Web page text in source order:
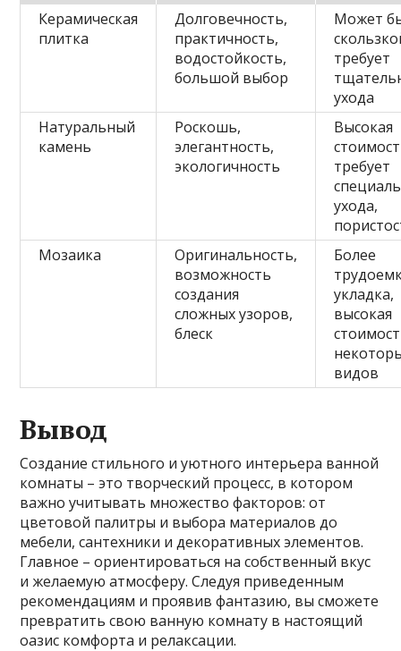
Керамическая
плитка
Долговечность,
практичность,
водостойкость,
большой выбор
Может
требует
ухода
Натуральный
камень
Роскошь,
элегантность,
экологичность
Высокая
требует
ухода,
Мозаика
Оригинальность,
возможность
создания
сложных узоров,
блеск
Более
укладка,
высокая
видов
Вывод
Создание стильного и уютного интерьера ванной
комнаты – это творческий процесс, в котором
важно учитывать множество факторов: от
цветовой палитры и выбора материалов до
мебели, сантехники и декоративных элементов.
Главное – ориентироваться на собственный вкус
и желаемую атмосферу. Следуя приведенным
рекомендациям и проявив фантазию, вы сможете
превратить свою ванную комнату в настоящий
оазис комфорта и релаксации.